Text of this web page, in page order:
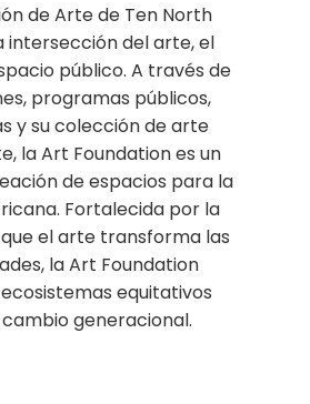
de Arte de Ten North
intersección del arte, el
público. A través de
programas públicos,
y su colección de arte
la Art Foundation es un
de espacios para la
Fortalecida por la
el arte transforma las
la Art Foundation
equitativos
generacional.